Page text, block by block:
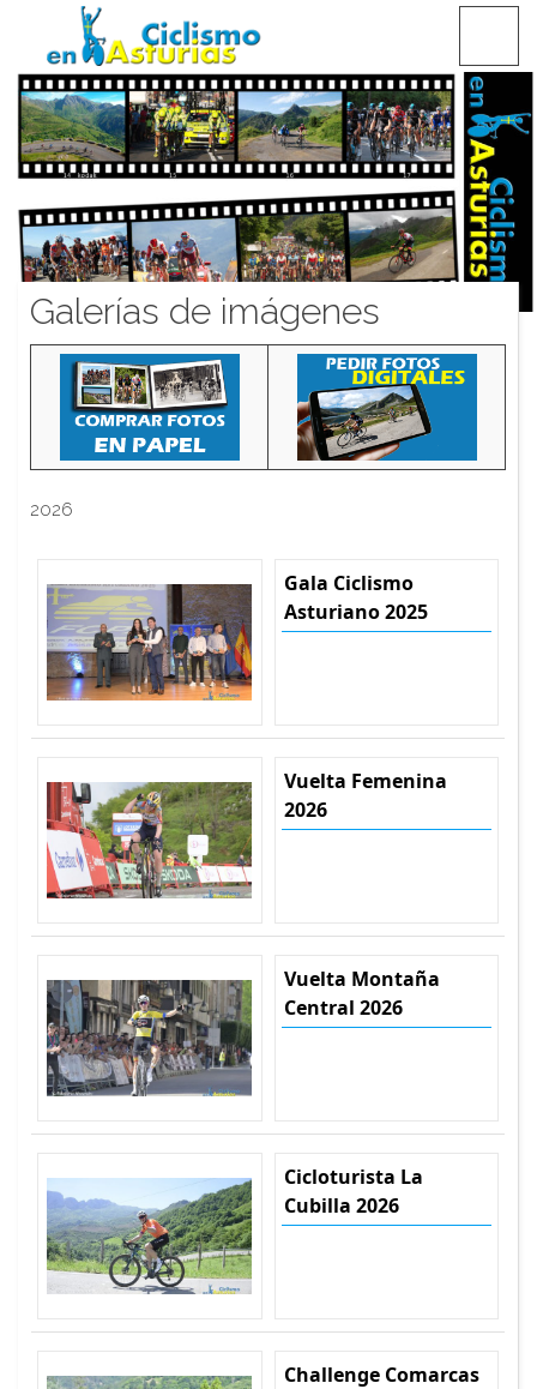
CICLISMO EN ASTURIAS
Galerías de imágenes
2026
Gala Ciclismo
Asturiano 2025
Vuelta Femenina
2026
Vuelta Montaña
Central 2026
Cicloturista La
Cubilla 2026
Challenge Comarcas